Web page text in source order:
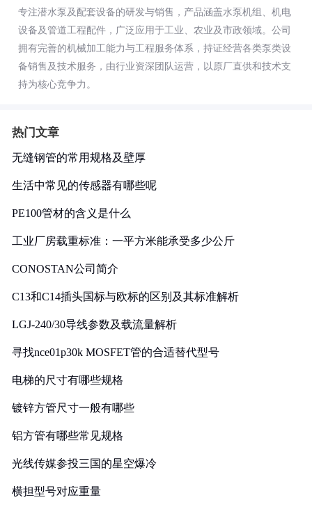
专注潜水泵及配套设备的研发与销售，产品涵盖水泵机组、机电
设备及管道工程配件，广泛应用于工业、农业及市政领域。公司
拥有完善的机械加工能力与工程服务体系，持证经营各类泵类设
备销售及技术服务，由行业资深团队运营，以原厂直供和技术支
持为核心竞争力。
热门文章
无缝钢管的常用规格及壁厚
生活中常见的传感器有哪些呢
PE100管材的含义是什么
工业厂房载重标准：一平方米能承受多少公斤
CONOSTAN公司简介
C13和C14插头国标与欧标的区别及其标准解析
LGJ-240/30导线参数及载流量解析
寻找nce01p30k MOSFET管的合适替代型号
电梯的尺寸有哪些规格
镀锌方管尺寸一般有哪些
铝方管有哪些常见规格
光线传媒参投三国的星空爆冷
横担型号对应重量